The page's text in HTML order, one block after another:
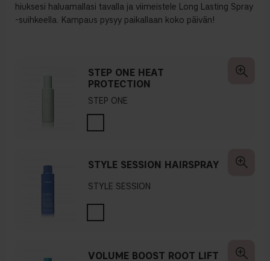
hiuksesi haluamallasi tavalla ja viimeistele Long Lasting Spray
-suihkeella. Kampaus pysyy paikallaan koko päivän!
STEP ONE HEAT
PROTECTION
STEP ONE
STYLE SESSION HAIRSPRAY
STYLE SESSION
VOLUME BOOST ROOT LIFT